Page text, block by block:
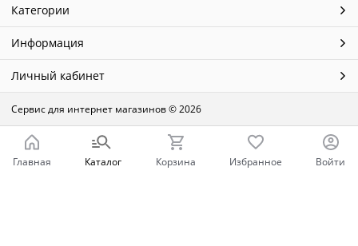
Категории
Информация
Личный кабинет
Сервис для интернет магазинов© 2026
Главная Каталог Корзина Избранное Войти